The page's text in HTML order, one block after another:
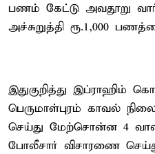
பணம் கேட்டு அவதூறு
அச்சுறுத்தி ரூ.1,000
இதுகுறித்து இப்ராஹிம்
பெருமாள்புரம் காவல்
செய்து மேற்சொன்ன 4
போலீசார் விசாரணை